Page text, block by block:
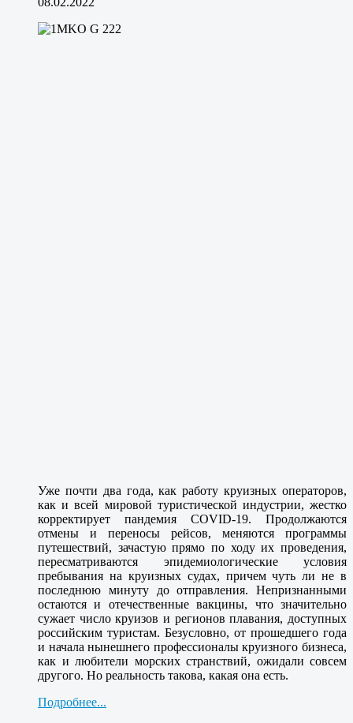
Уже почти два года, как работу круизных операторов,
как и всей мировой туристической индустрии, жестко
корректирует пандемия COVID-19. Продолжаются
отмены и переносы рейсов, меняются программы
путешествий, зачастую прямо по ходу их проведения,
пересматриваются эпидемиологические условия
пребывания на круизных судах, причем чуть ли не в
последнюю минуту до отправления. Непризнанными
остаются и отечественные вакцины, что значительно
сужает число круизов и регионов плавания, доступных
российским туристам. Безусловно, от прошедшего года
и начала нынешнего профессионалы круизного бизнеса,
как и любители морских странствий, ожидали совсем
другого. Но реальность такова, какая она есть.
Подробнее...